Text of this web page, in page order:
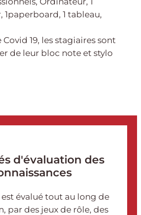
1 tableau,
19, les stagiaires sont
de leur bloc note et stylo
d'évaluation des
évalué tout au long de
par des jeux de rôle, des